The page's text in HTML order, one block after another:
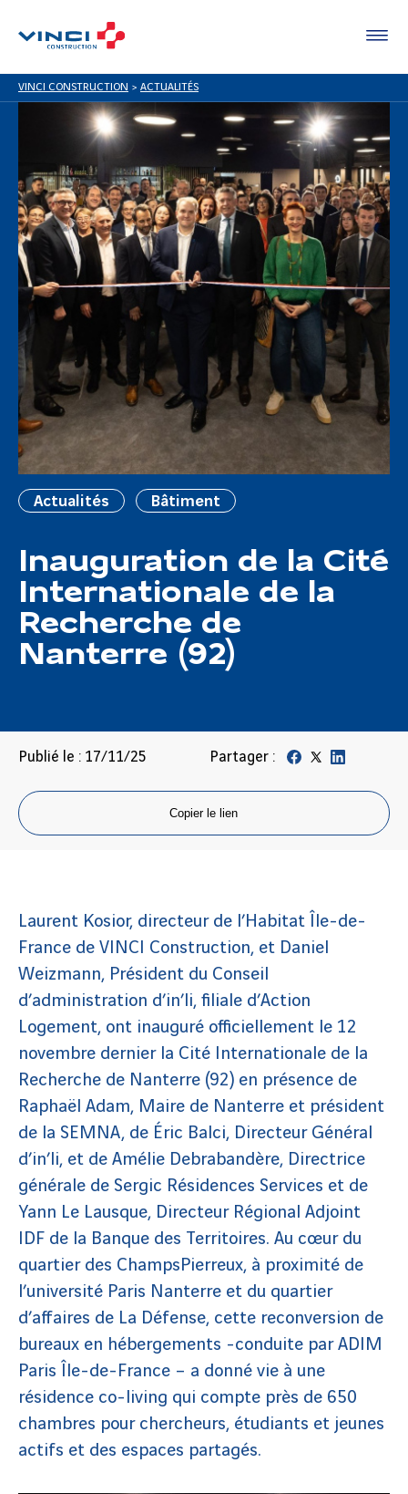
VINCI CONSTRUCTION > ACTUALITÉS
Actualités Bâtiment
Inauguration de la Cité
Internationale de la
Recherche de
Nanterre (92)
Publié le : 17/11/25 Partager :
Copier le lien
Laurent Kosior, directeur de l’Habitat Île-de-
France de VINCI Construction, et Daniel
Weizmann, Président du Conseil
d’administration d’in’li, filiale d’Action
Logement, ont inauguré officiellement le 12
novembre dernier la Cité Internationale de la
Recherche de Nanterre (92) en présence de
Raphaël Adam, Maire de Nanterre et président
de la SEMNA, de Éric Balci, Directeur Général
d’in’li, et de Amélie Debrabandère, Directrice
générale de Sergic Résidences Services et de
Yann Le Lausque, Directeur Régional Adjoint
IDF de la Banque des Territoires. Au cœur du
quartier des ChampsPierreux, à proximité de
l’université Paris Nanterre et du quartier
d’affaires de La Défense, cette reconversion de
bureaux en hébergements -conduite par ADIM
Paris Île-de-France – a donné vie à une
résidence co-living qui compte près de 650
chambres pour chercheurs, étudiants et jeunes
actifs et des espaces partagés.